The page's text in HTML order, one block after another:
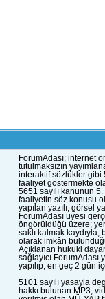
ForumAdası; internet
tutulmaksızın
interaktif sözlükler gibi
faaliyet göstermekte
5651 sayılı kanunun
faaliyetin söz konusu
yapılan yazılı, görsel
ForumAdası üyesi
öngörüldüğü üzere;
saklı kalmak
olarak imkân
Açıklanan hukuki
sağlayıcı
yapılıp, en geç 2 gün
5101 sayılı yasayla
hakkı bulunan MP3,